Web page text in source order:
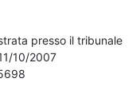
presso il tribunale
10/2007